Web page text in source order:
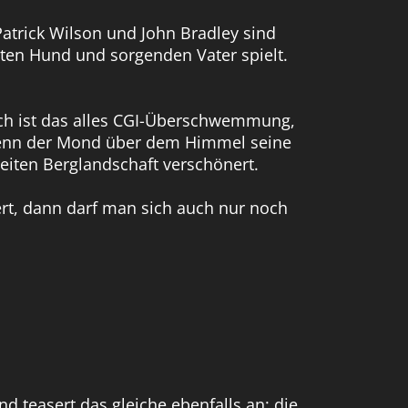
Wilson und John Bradley sind
Hund und sorgenden Vater spielt.
ist das alles CGI-Überschwemmung,
der Mond über dem Himmel seine
Berglandschaft verschönert.
dann darf man sich auch nur noch